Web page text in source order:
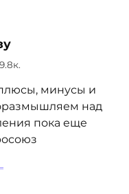
минусы и
над
пока еще